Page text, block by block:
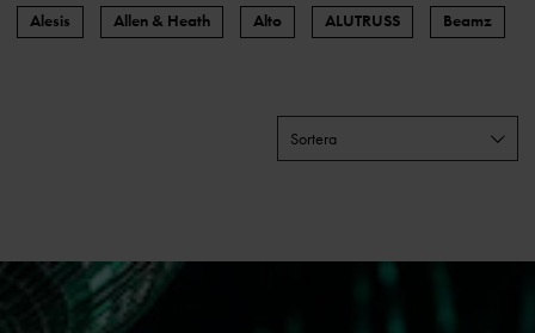
Alesis Allen & Heath Alto ALUTRUSS Beamz
Sortera